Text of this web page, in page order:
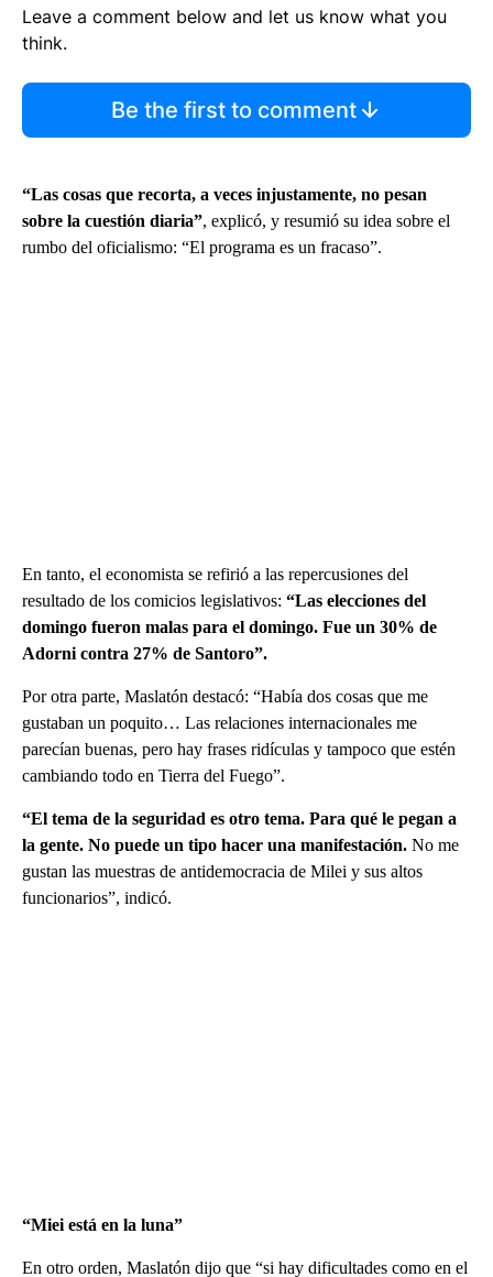
Leave a comment below and let us know what you
think.
Be the first to comment
“Las cosas que recorta, a veces injustamente, no pesan
sobre la cuestión diaria”, explicó, y resumió su idea sobre el
rumbo del oficialismo: “El programa es un fracaso”.
En tanto, el economista se refirió a las repercusiones del
resultado de los comicios legislativos: “Las elecciones del
domingo fueron malas para el domingo. Fue un 30% de
Adorni contra 27% de Santoro”.
Por otra parte, Maslatón destacó: “Había dos cosas que me
gustaban un poquito… Las relaciones internacionales me
parecían buenas, pero hay frases ridículas y tampoco que estén
cambiando todo en Tierra del Fuego”.
“El tema de la seguridad es otro tema. Para qué le pegan a
la gente. No puede un tipo hacer una manifestación. No me
gustan las muestras de antidemocracia de Milei y sus altos
funcionarios”, indicó.
“Miei está en la luna”
En otro orden, Maslatón dijo que “si hay dificultades como en el